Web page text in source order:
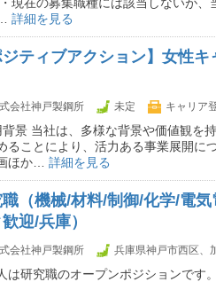
詳細を見る
ジティブアクション】女性
会社神戸製鋼所 未定 キャリア
景 当社は、多様な背景や価値観を
ることにより、活力ある事業展開に
ほか… 詳細を見る
（機械/材料/制御/化学/電
歓迎/兵庫）
会社神戸製鋼所 兵庫県神戸市西区、
は研究職のオープンポジションです